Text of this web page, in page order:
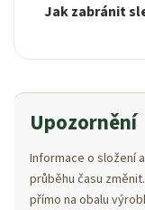
Jak zabránit
Upozornění
Informace o složení
průběhu času
přímo na obalu